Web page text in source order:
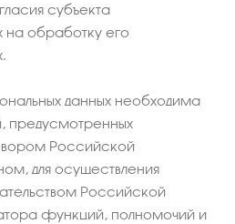
субъекта
на обработку его
данных необходима
предусмотренных
Российской
для осуществления
Российской
функций, полномочий и